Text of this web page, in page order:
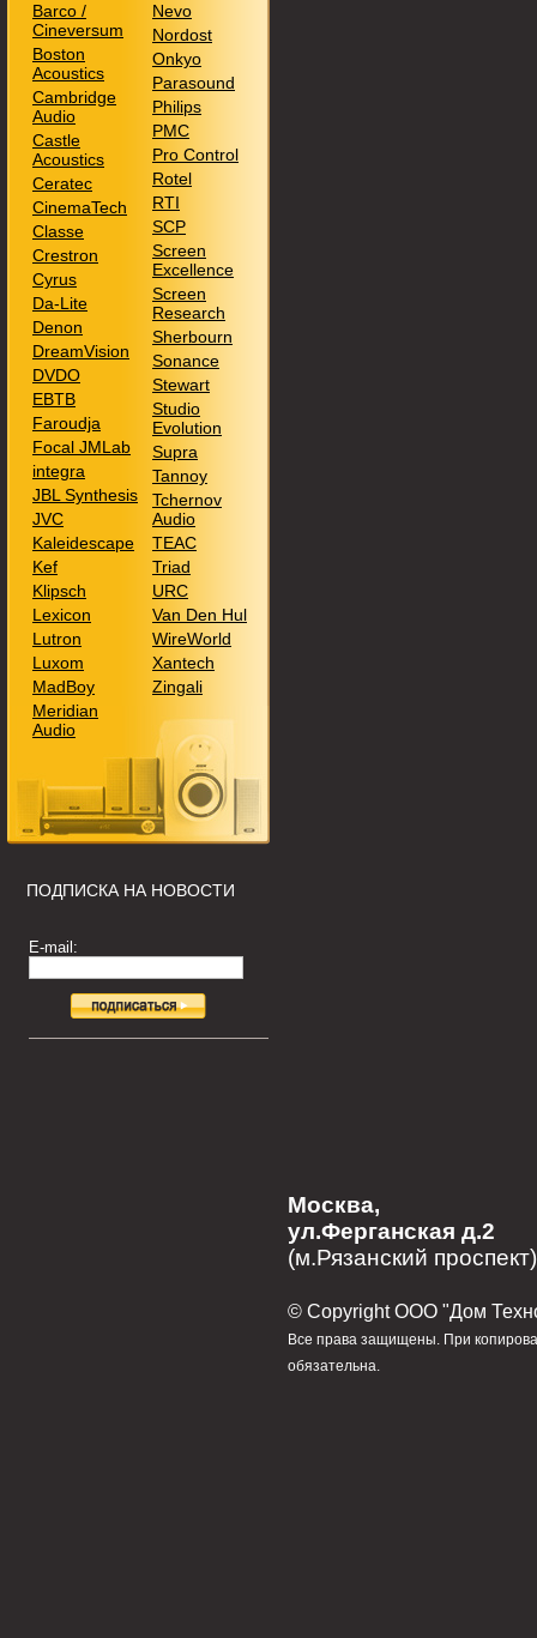
Barco /
Cineversum
Boston
Acoustics
Cambridge
Audio
Castle
Acoustics
Ceratec
CinemaTech
Classe
Crestron
Cyrus
Da-Lite
Denon
DreamVision
DVDO
EBTB
Faroudja
Focal JMLab
integra
JBL Synthesis
JVC
Kaleidescape
Kef
Klipsch
Lexicon
Lutron
Luxom
MadBoy
Meridian
Audio
Nevo
Nordost
Onkyo
Parasound
Philips
PMC
Pro Control
Rotel
RTI
SCP
Screen
Excellence
Screen
Research
Sherbourn
Sonance
Stewart
Studio
Evolution
Supra
Tannoy
Tchernov
Audio
TEAC
Triad
URC
Van Den Hul
WireWorld
Xantech
Zingali
ПОДПИСКА НА НОВОСТИ
E-mail:
Москва,
ул.Ферганская д.2
(м.Рязанский проспект)
© Сopyright ООО "Дом
Все права защищены. При
обязательна.